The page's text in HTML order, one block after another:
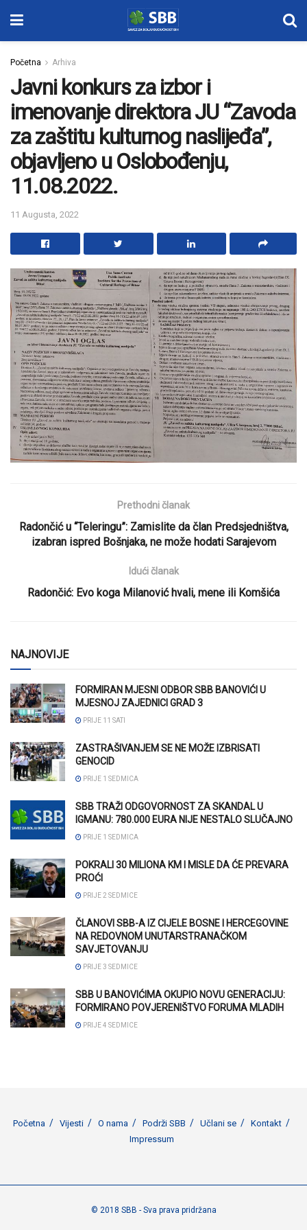
Početna Arhiva
Javni konkurs za izbor i
imenovanje direktora JU “Zavoda
za zaštitu kulturnog naslijeđa”,
objavljeno u Oslobođenju,
11.08.2022.
11 Augusta, 2022
Prethodni članak
Radončić u “Teleringu”: Zamislite da član Predsjedništva,
izabran ispred Bošnjaka, ne može hodati Sarajevom
Idući članak
Radončić: Evo koga Milanović hvali, mene ili Komšića
NAJNOVIJE
FORMIRAN MJESNI ODBOR SBB BANOVIĆI U
MJESNOJ ZAJEDNICI GRAD 3
PRIJE 11 SATI
ZASTRAŠIVANJEM SE NE MOŽE IZBRISATI
GENOCID
PRIJE 1 SEDMICA
SBB TRAŽI ODGOVORNOST ZA SKANDAL U
IGMANU: 780.000 EURA NIJE NESTALO SLUČAJNO
PRIJE 1 SEDMICA
POKRALI 30 MILIONA KM I MISLE DA ĆE PREVARA
PROĆI
PRIJE 2 SEDMICE
ČLANOVI SBB-A IZ CIJELE BOSNE I HERCEGOVINE
NA REDOVNOM UNUTARSTRANAČKOM
SAVJETOVANJU
PRIJE 3 SEDMICE
SBB U BANOVIĆIMA OKUPIO NOVU GENERACIJU:
FORMIRANO POVJERENIŠTVO FORUMA MLADIH
PRIJE 4 SEDMICE
Početna Vijesti O nama Podrži SBB Učlani se
Kontakt
Impressum
© 2018 SBB - Sva prava pridržana